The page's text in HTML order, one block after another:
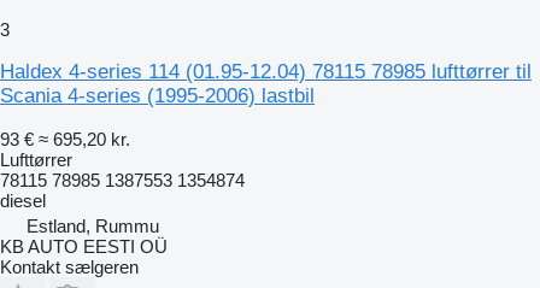
3
Haldex 4-series 114 (01.95-12.04) 78115 78985 lufttørrer til
Scania 4-series (1995-2006) lastbil
93 € ≈ 695,20 kr.
Lufttørrer
78115 78985 1387553 1354874
diesel
Estland, Rummu
KB AUTO EESTI OÜ
Kontakt sælgeren